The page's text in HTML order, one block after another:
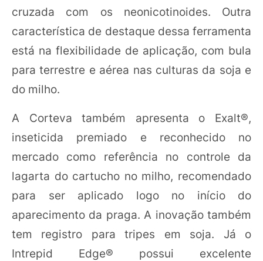
cruzada com os neonicotinoides. Outra
característica de destaque dessa ferramenta
está na flexibilidade de aplicação, com bula
para terrestre e aérea nas culturas da soja e
do milho.
A Corteva também apresenta o Exalt®,
inseticida premiado e reconhecido no
mercado como referência no controle da
lagarta do cartucho no milho, recomendado
para ser aplicado logo no início do
aparecimento da praga. A inovação também
tem registro para tripes em soja. Já o
Intrepid Edge® possui excelente